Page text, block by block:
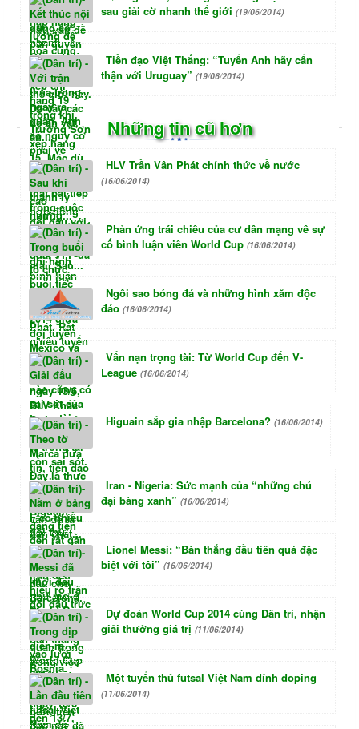
sau giải cờ nhanh thế giới (19/06/2014)
Tiền đạo Việt Thắng: “Tuyển Anh hãy cẩn
thận với Uruguay” (19/06/2014)
Những tin cũ hơn
HLV Trần Vân Phát chính thức về nước
(16/06/2014)
Phản ứng trái chiều của cư dân mạng về sự
cố bình luận viên World Cup (16/06/2014)
Ngôi sao bóng đá và những hình xăm độc
đáo (16/06/2014)
Vấn nạn trọng tài: Từ World Cup đến V-
League (16/06/2014)
Higuain sắp gia nhập Barcelona? (16/06/2014)
Iran - Nigeria: Sức mạnh của “những chú
đại bàng xanh” (16/06/2014)
Lionel Messi: “Bàn thắng đầu tiên quá đặc
biệt với tôi” (16/06/2014)
Dự đoán World Cup 2014 cùng Dân trí, nhận
giải thưởng giá trị (11/06/2014)
Một tuyển thủ futsal Việt Nam dính doping
(11/06/2014)